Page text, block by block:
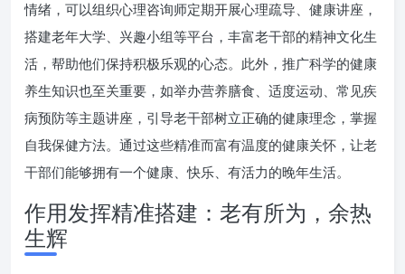
情绪，可以组织心理咨询师定期开展心理疏导、健康讲座，
搭建老年大学、兴趣小组等平台，丰富老干部的精神文化生
活，帮助他们保持积极乐观的心态。此外，推广科学的健康
养生知识也至关重要，如举办营养膳食、适度运动、常见疾
病预防等主题讲座，引导老干部树立正确的健康理念，掌握
自我保健方法。通过这些精准而富有温度的健康关怀，让老
干部们能够拥有一个健康、快乐、有活力的晚年生活。
作用发挥精准搭建：老有所为，余热
生辉